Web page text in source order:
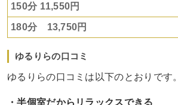
150分 11,550円
180分 13,750円
ゆるりらの口コミ
ゆるりらの口コミは以下のとおりです。
・半個室だからリラックスできる